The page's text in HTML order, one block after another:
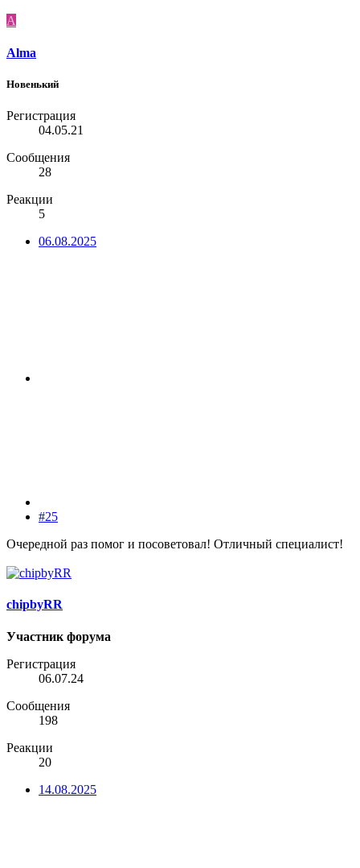
A
Alma
Новенький
Регистрация
04.05.21
Сообщения
28
Реакции
5
06.08.2025
#25
Очередной раз помог и посоветовал! Отличный специалист!
chipbyRR
Участник форума
Регистрация
06.07.24
Сообщения
198
Реакции
20
14.08.2025